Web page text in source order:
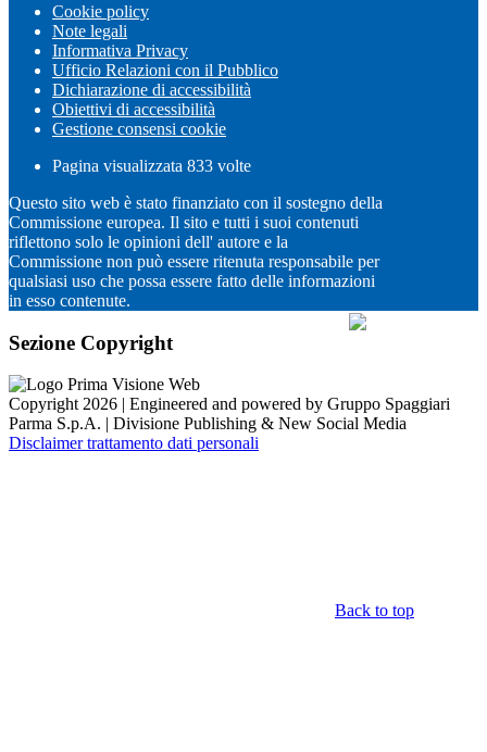
Cookie policy
Note legali
Informativa Privacy
Ufficio Relazioni con il Pubblico
Dichiarazione di accessibilità
Obiettivi di accessibilità
Gestione consensi cookie
Pagina visualizzata 833 volte
Questo sito web è stato finanziato con il sostegno della
Commissione europea. Il sito e tutti i suoi contenuti
riflettono solo le opinioni dell' autore e la
Commissione non può essere ritenuta responsabile per
qualsiasi uso che possa essere fatto delle informazioni
in esso contenute.
Sezione Copyright
Copyright 2026 | Engineered and powered by Gruppo Spaggiari
Parma S.p.A. | Divisione Publishing & New Social Media
Disclaimer trattamento dati personali
Back to top